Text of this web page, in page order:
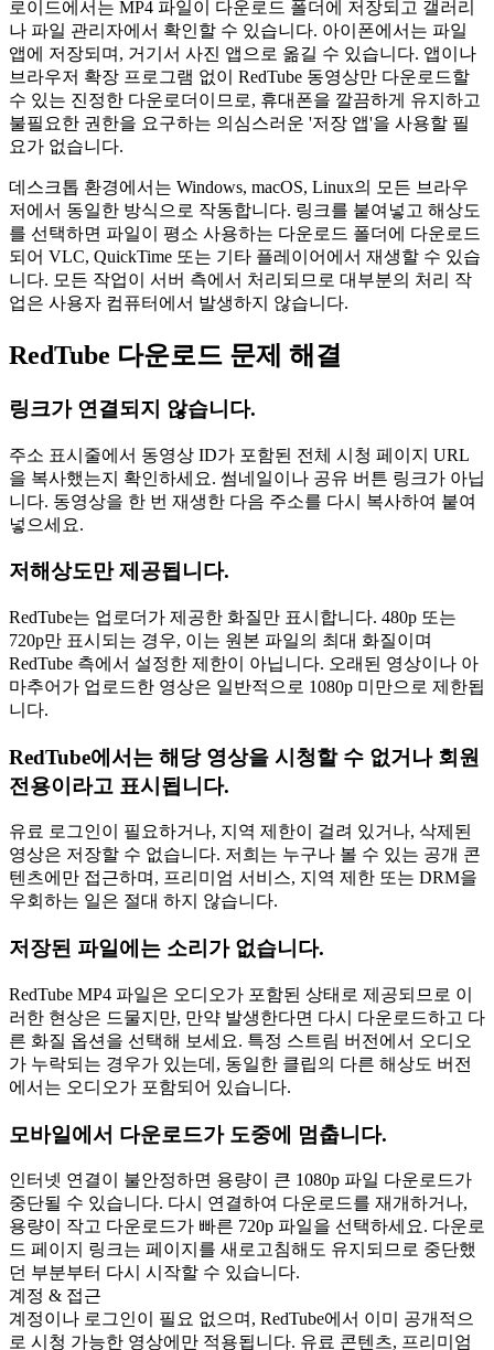
로이드에서는 MP4 파일이 다운로드 폴더에 저장되고 갤러리
나 파일 관리자에서 확인할 수 있습니다. 아이폰에서는 파일
앱에 저장되며, 거기서 사진 앱으로 옮길 수 있습니다. 앱이나
브라우저 확장 프로그램 없이 RedTube 동영상만 다운로드할
수 있는 진정한 다운로더이므로, 휴대폰을 깔끔하게 유지하고
불필요한 권한을 요구하는 의심스러운 '저장 앱'을 사용할 필
요가 없습니다.
데스크톱 환경에서는 Windows, macOS, Linux의 모든 브라우
저에서 동일한 방식으로 작동합니다. 링크를 붙여넣고 해상도
를 선택하면 파일이 평소 사용하는 다운로드 폴더에 다운로드
되어 VLC, QuickTime 또는 기타 플레이어에서 재생할 수 있습
니다. 모든 작업이 서버 측에서 처리되므로 대부분의 처리 작
업은 사용자 컴퓨터에서 발생하지 않습니다.
RedTube 다운로드 문제 해결
링크가 연결되지 않습니다.
주소 표시줄에서 동영상 ID가 포함된 전체 시청 페이지 URL
을 복사했는지 확인하세요. 썸네일이나 공유 버튼 링크가 아닙
니다. 동영상을 한 번 재생한 다음 주소를 다시 복사하여 붙여
넣으세요.
저해상도만 제공됩니다.
RedTube는 업로더가 제공한 화질만 표시합니다. 480p 또는
720p만 표시되는 경우, 이는 원본 파일의 최대 화질이며
RedTube 측에서 설정한 제한이 아닙니다. 오래된 영상이나 아
마추어가 업로드한 영상은 일반적으로 1080p 미만으로 제한됩
니다.
RedTube에서는 해당 영상을 시청할 수 없거나 회원
전용이라고 표시됩니다.
유료 로그인이 필요하거나, 지역 제한이 걸려 있거나, 삭제된
영상은 저장할 수 없습니다. 저희는 누구나 볼 수 있는 공개 콘
텐츠에만 접근하며, 프리미엄 서비스, 지역 제한 또는 DRM을
우회하는 일은 절대 하지 않습니다.
저장된 파일에는 소리가 없습니다.
RedTube MP4 파일은 오디오가 포함된 상태로 제공되므로 이
러한 현상은 드물지만, 만약 발생한다면 다시 다운로드하고 다
른 화질 옵션을 선택해 보세요. 특정 스트림 버전에서 오디오
가 누락되는 경우가 있는데, 동일한 클립의 다른 해상도 버전
에서는 오디오가 포함되어 있습니다.
모바일에서 다운로드가 도중에 멈춥니다.
인터넷 연결이 불안정하면 용량이 큰 1080p 파일 다운로드가
중단될 수 있습니다. 다시 연결하여 다운로드를 재개하거나,
용량이 작고 다운로드가 빠른 720p 파일을 선택하세요. 다운로
드 페이지 링크는 페이지를 새로고침해도 유지되므로 중단했
던 부분부터 다시 시작할 수 있습니다.
계정 & 접근
계정이나 로그인이 필요 없으며, RedTube에서 이미 공개적으
로 시청 가능한 영상에만 적용됩니다. 유료 콘텐츠, 프리미엄